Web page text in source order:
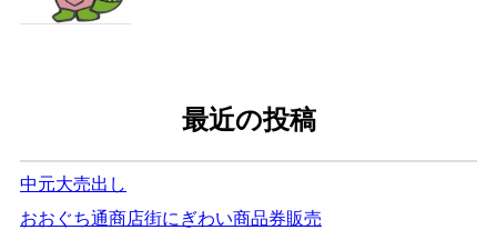
最近の投稿
中元大売出し
おおぐち通商店街にぎわい商品券販売